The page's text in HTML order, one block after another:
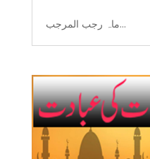
ماہ رجب المرجب...